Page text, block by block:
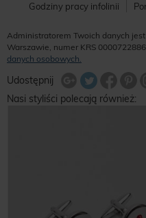
Godziny pracy infolinii
Administratorem Twoich danych
Warszawie, numer KRS
danych osobowych.
Udostępnij
Share Facebook
Nasi styliści polecają również: